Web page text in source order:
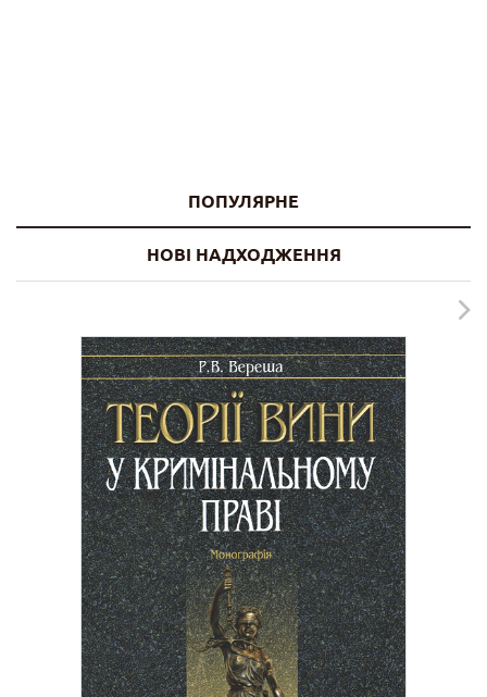
ПОПУЛЯРНЕ
НОВІ НАДХОДЖЕННЯ